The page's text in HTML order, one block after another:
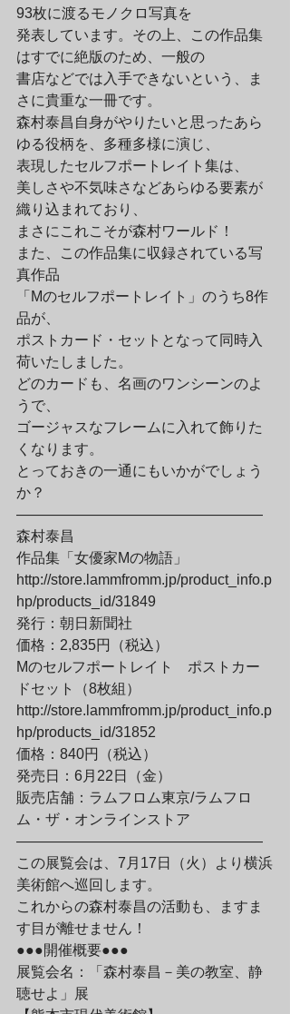
93枚に渡るモノクロ写真を
発表しています。その上、この作品集
はすでに絶版のため、一般の
書店などでは入手できないという、ま
さに貴重な一冊です。
森村泰昌自身がやりたいと思ったあら
ゆる役柄を、多種多様に演じ、
表現したセルフポートレイト集は、
美しさや不気味さなどあらゆる要素が
織り込まれており、
まさにこれこそが森村ワールド！
また、この作品集に収録されている写
真作品
「Mのセルフポートレイト」のうち8作
品が、
ポストカード・セットとなって同時入
荷いたしました。
どのカードも、名画のワンシーンのよ
うで、
ゴージャスなフレームに入れて飾りた
くなります。
とっておきの一通にもいかがでしょう
か？
—————————————————
森村泰昌
作品集「女優家Mの物語」
http://store.lammfromm.jp/product_info.p
hp/products_id/31849
発行：朝日新聞社
価格：2,835円（税込）
Mのセルフポートレイト　ポストカー
ドセット（8枚組）
http://store.lammfromm.jp/product_info.p
hp/products_id/31852
価格：840円（税込）
発売日：6月22日（金）
販売店舗：ラムフロム東京/ラムフロ
ム・ザ・オンラインストア
—————————————————
この展覧会は、7月17日（火）より横浜
美術館へ巡回します。
これからの森村泰昌の活動も、ますま
す目が離せません！
●●●開催概要●●●
展覧会名：「森村泰昌－美の教室、静
聴せよ」展